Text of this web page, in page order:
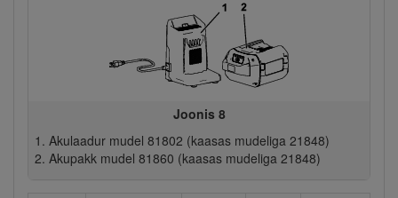
Joonis 8
Akulaadur mudel 81802 (kaasas mudeliga 21848)
Akupakk mudel 81860 (kaasas mudeliga 21848)